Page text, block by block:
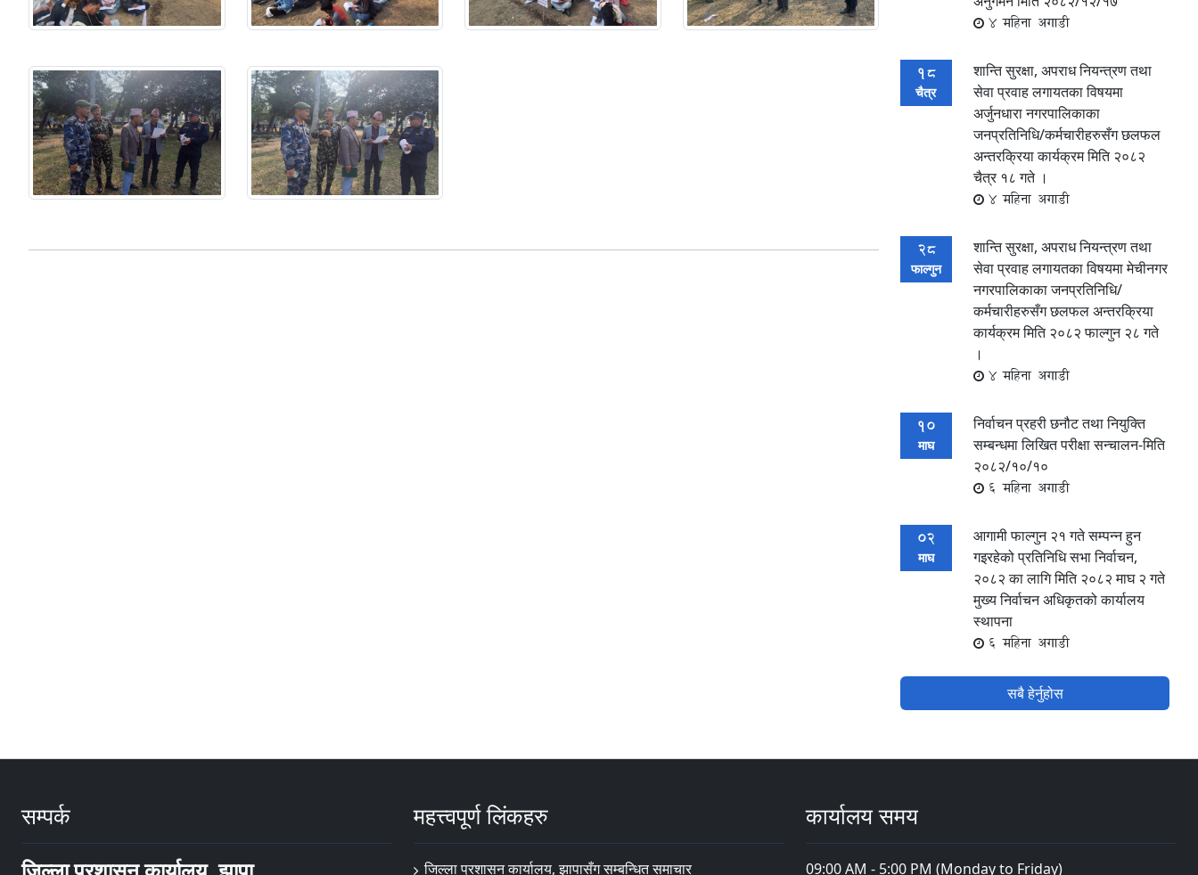
4 महिना अगाडी
18
चैत्र
शान्ति सुरक्षा, अपराध नियन्त्रण तथा
सेवा प्रवाह लगायतका विषयमा
अर्जुनधारा नगरपालिकाका
जनप्रतिनिधि/कर्मचारीहरुसँग छलफल
अन्तरक्रिया कार्यक्रम मिति २०८२
चैत्र १८ गते ।
4 महिना अगाडी
28
फाल्गुन
शान्ति सुरक्षा, अपराध नियन्त्रण तथा
सेवा प्रवाह लगायतका विषयमा मेचीनगर
नगरपालिकाका जनप्रतिनिधि/
कर्मचारीहरुसँग छलफल अन्तरक्रिया
कार्यक्रम मिति २०८२ फाल्गुन २८ गते
।
4 महिना अगाडी
10
माघ
निर्वाचन प्रहरी छनौट तथा नियुक्ति
सम्बन्धमा लिखित परीक्षा सन्चालन-मिति
२०८२/१०/१०
6 महिना अगाडी
02
माघ
आगामी फाल्गुन २१ गते सम्पन्न हुन
गइरहेको प्रतिनिधि सभा निर्वाचन,
२०८२ का लागि मिति २०८२ माघ २ गते
मुख्य निर्वाचन अधिकृतको कार्यालय
स्थापना
6 महिना अगाडी
सबै हेर्नुहोस
सम्पर्क महत्त्वपूर्ण लिंकहरु
जिल्ला प्रशासन कार्यालय, झापासँग सम्बन्धित समाचार
कार्यालय समय
09:00 AM - 5:00 PM (Monday to Friday)